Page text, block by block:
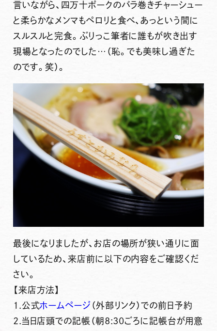
言いながら、四万十ポークのバラ巻きチャーシュー
と柔らかなメンマもペロリと食べ、あっという間に
スルスルと完食。ぶりっこ筆者に誰もが吹き出す
現場となったのでした…（恥。でも美味し過ぎた
のです。笑）。
最後になりましたが、お店の場所が狭い通りに面
しているため、来店前に以下の内容をご確認くだ
さい。
【来店方法】
1.公式ホームページ （外部リンク）での前日予約
2.当日店頭での記帳（朝8:30ごろに記帳台が用意